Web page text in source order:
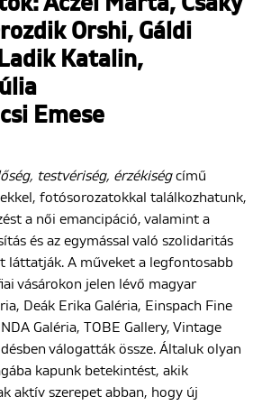
Orshi, Gáldi
Katalin,
Emese
testvériség, érzékiségcímű
fotósorozatokkal találkozhatunk,
a női emancipáció, valamint a
és az egymással való szolidaritás
láttatják. A műveket a legfontosabb
vásárokon jelen lévő magyar
Deák Erika Galéria, Einspach Fine
Galéria, TOBE Gallery, Vintage
válogatták össze. Általuk olyan
kapunk betekintést, akik
aktív szerepet abban, hogy új